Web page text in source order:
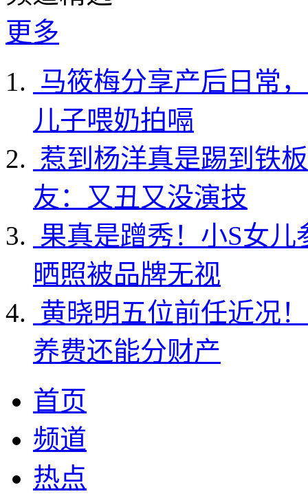
更多
马筱梅分享产后日常
儿子喂奶拍嗝
惹到杨洋真是踢到铁
友：又丑又没演技
果真是蹭秀！小S女
晒照被品牌无视
黄晓明五位前任近况
养费还能分财产
首页
频道
热点